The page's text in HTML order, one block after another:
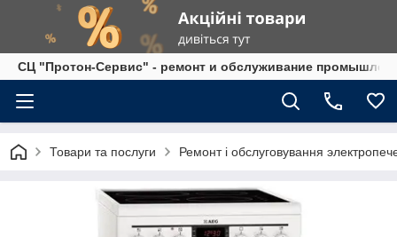
СЦ "Протон-Сервис" - ремонт и обслуживание
Товари та послуги Ремонт і обслуговування